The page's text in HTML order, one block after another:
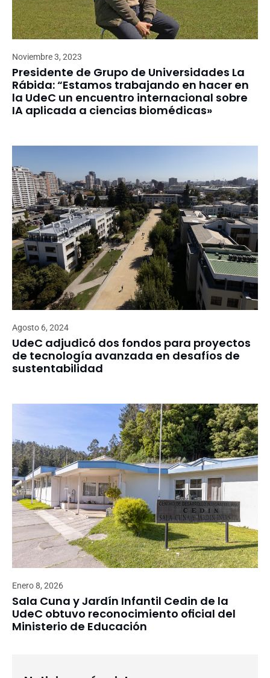
Noviembre 3, 2023
Presidente de Grupo de Universidades La
Rábida: “Estamos trabajando en hacer en
la UdeC un encuentro internacional sobre
IA aplicada a ciencias biomédicas»
Agosto 6, 2024
UdeC adjudicó dos fondos para proyectos
de tecnología avanzada en desafíos de
sustentabilidad
Enero 8, 2026
Sala Cuna y Jardín Infantil Cedin de la
UdeC obtuvo reconocimiento oficial del
Ministerio de Educación